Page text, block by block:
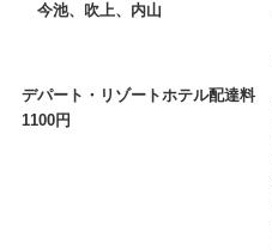
今池、吹上、内山
デパート・リゾートホテル配達料
1100円